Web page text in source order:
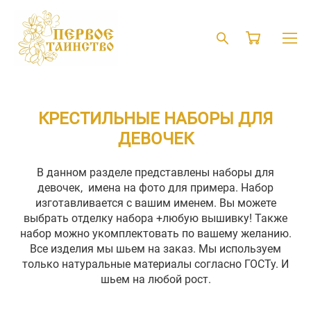
КРЕСТИЛЬНЫЕ НАБОРЫ ДЛЯ
ДЕВОЧЕК
В данном разделе представлены наборы для
девочек, имена на фото для примера. Набор
изготавливается с вашим именем. Вы можете
выбрать отделку набора +любую вышивку! Также
набор можно укомплектовать по вашему желанию.
Все изделия мы шьем на заказ. Мы используем
только натуральные материалы согласно ГОСТу. И
шьем на любой рост.